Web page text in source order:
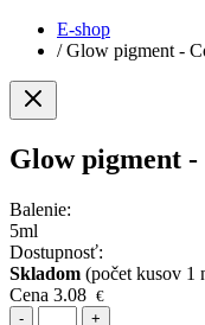
E-shop
/ Glow pigment -
Glow pigment
Balenie:
5ml
Dostupnosť:
Skladom (počet kusov 1
Cena 3.08 €
-
+